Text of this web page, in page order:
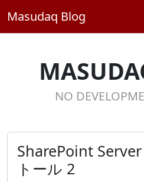
Masudaq Blog
NO
SharePoint
トール 2